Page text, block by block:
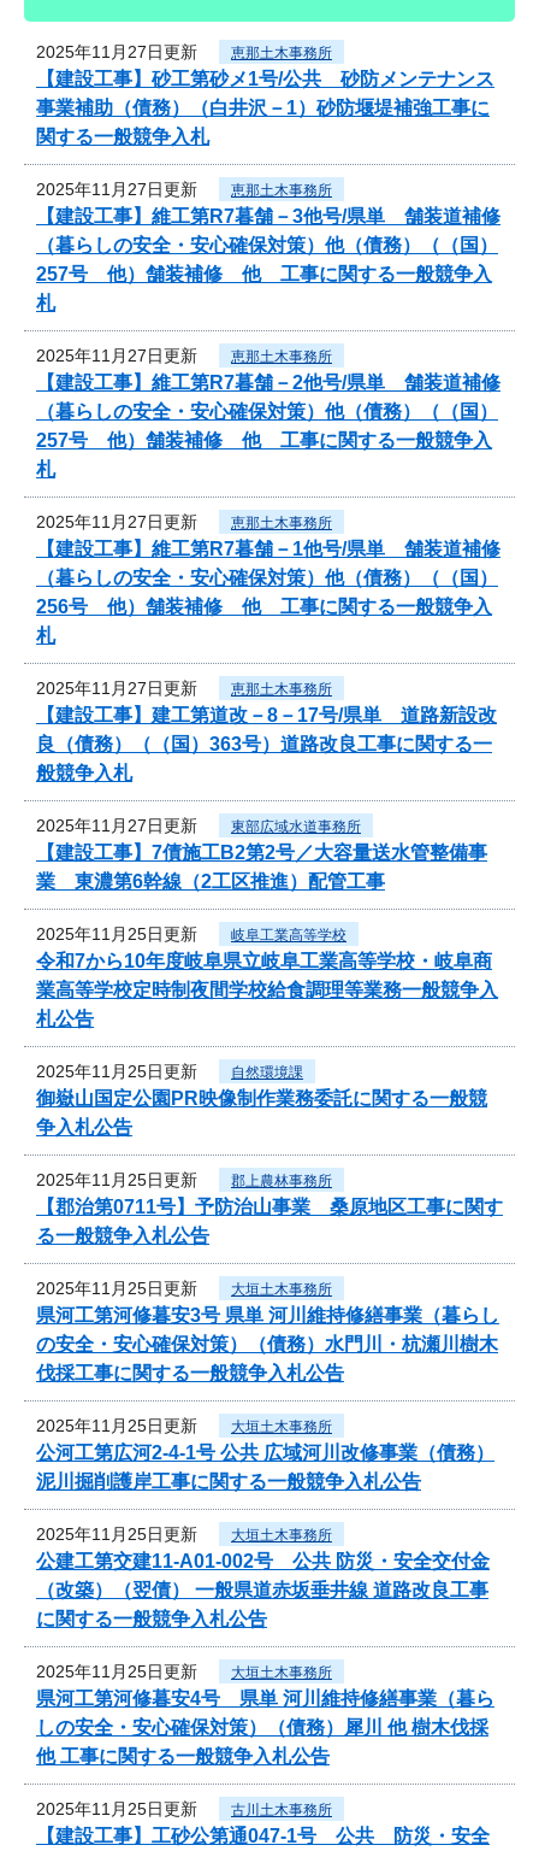
2025年11月27日更新 恵那土木事務所
【建設工事】砂工第砂メ1号/公共 砂防メンテナンス
事業補助（債務）（白井沢－1）砂防堰堤補強工事に
関する一般競争入札
2025年11月27日更新 恵那土木事務所
【建設工事】維工第R7暮舗－3他号/県単 舗装道補修
（暮らしの安全・安心確保対策）他（債務）（（国）
257号 他）舗装補修 他 工事に関する一般競争入
札
2025年11月27日更新 恵那土木事務所
【建設工事】維工第R7暮舗－2他号/県単 舗装道補修
（暮らしの安全・安心確保対策）他（債務）（（国）
257号 他）舗装補修 他 工事に関する一般競争入
札
2025年11月27日更新 恵那土木事務所
【建設工事】維工第R7暮舗－1他号/県単 舗装道補修
（暮らしの安全・安心確保対策）他（債務）（（国）
256号 他）舗装補修 他 工事に関する一般競争入
札
2025年11月27日更新 恵那土木事務所
【建設工事】建工第道改－8－17号/県単 道路新設改
良（債務）（（国）363号）道路改良工事に関する一
般競争入札
2025年11月27日更新 東部広域水道事務所
【建設工事】7債施工B2第2号／大容量送水管整備事
業 東濃第6幹線（2工区推進）配管工事
2025年11月25日更新 岐阜工業高等学校
令和7から10年度岐阜県立岐阜工業高等学校・岐阜商
業高等学校定時制夜間学校給食調理等業務一般競争入
札公告
2025年11月25日更新 自然環境課
御嶽山国定公園PR映像制作業務委託に関する一般競
争入札公告
2025年11月25日更新 郡上農林事務所
【郡治第0711号】予防治山事業 桑原地区工事に関す
る一般競争入札公告
2025年11月25日更新 大垣土木事務所
県河工第河修暮安3号 県単 河川維持修繕事業（暮らし
の安全・安心確保対策）（債務）水門川・杭瀬川樹木
伐採工事に関する一般競争入札公告
2025年11月25日更新 大垣土木事務所
公河工第広河2-4-1号 公共 広域河川改修事業（債務）
泥川掘削護岸工事に関する一般競争入札公告
2025年11月25日更新 大垣土木事務所
公建工第交建11-A01-002号 公共 防災・安全交付金
（改築）（翌債） 一般県道赤坂垂井線 道路改良工事
に関する一般競争入札公告
2025年11月25日更新 大垣土木事務所
県河工第河修暮安4号 県単 河川維持修繕事業（暮ら
しの安全・安心確保対策）（債務）犀川 他 樹木伐採
他 工事に関する一般競争入札公告
2025年11月25日更新 古川土木事務所
【建設工事】工砂公第通047-1号 公共 防災・安全